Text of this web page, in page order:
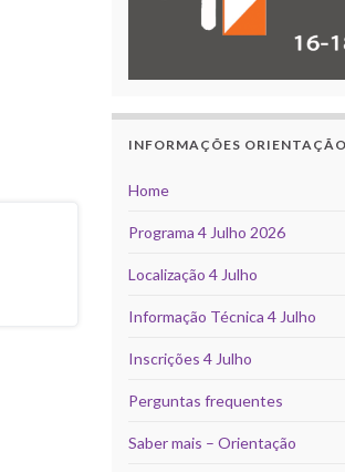
INFORMAÇÕES ORIENTAÇÃO
Home
Programa 4 Julho 2026
Localização 4 Julho
Informação Técnica 4 Julho
Inscrições 4 Julho
Perguntas frequentes
Saber mais – Orientação